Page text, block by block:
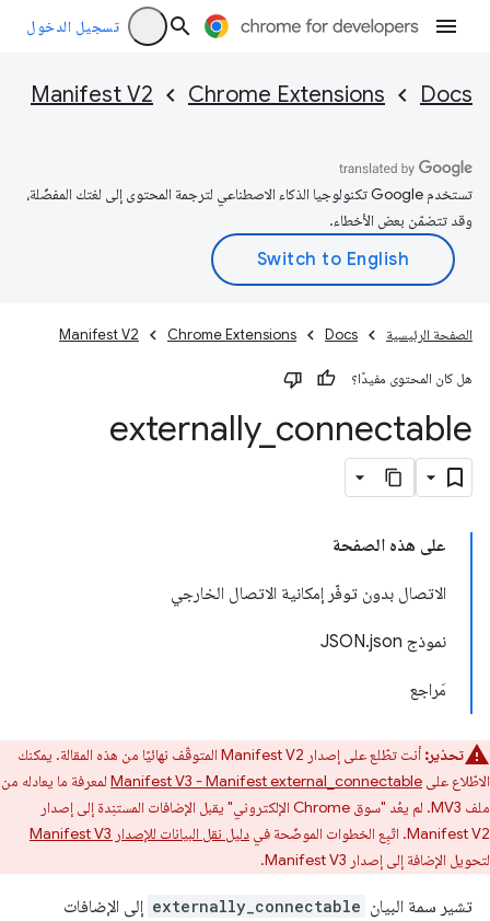
تسجيل الدخول
Docs
Chrome Extensions
Manifest V2
تستخدم Google تكنولوجيا الذكاء الاصطناعي لترجمة المحتوى إلى لغتك المفضّلة،
وقد تتضمّن بعض الأخطاء.
الصفحة الرئيسية Docs
Chrome Extensions
Manifest V2
هل كان المحتوى مفيدًا؟
externally_ connectable
على هذه الصفحة
الاتصال بدون توفّر إمكانية الاتصال الخارجي
نموذج JSON.json
مَراجع
تحذير:
أنت تطّلع على إصدار Manifest V2 المتوقّف نهائيًا من هذه المقالة. يمكنك
الاطّلاع على Manifest V3 - Manifest external_connectable لمعرفة ما يعادله من
ملف MV3. لم يعُد "سوق Chrome الإلكتروني" يقبل الإضافات المستنِدة إلى إصدار
Manifest V2. اتّبِع الخطوات الموضّحة في
دليل نقل البيانات للإصدار Manifest V3
لتحويل الإضافة إلى إصدار Manifest V3.
تشير سمة البيان externally_connectable إلى الإضافات